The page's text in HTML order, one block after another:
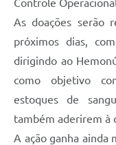
As doações serão
próximos dias,
dirigindo ao
como objetivo
estoques de
também aderirem à
A ação ganha ainda